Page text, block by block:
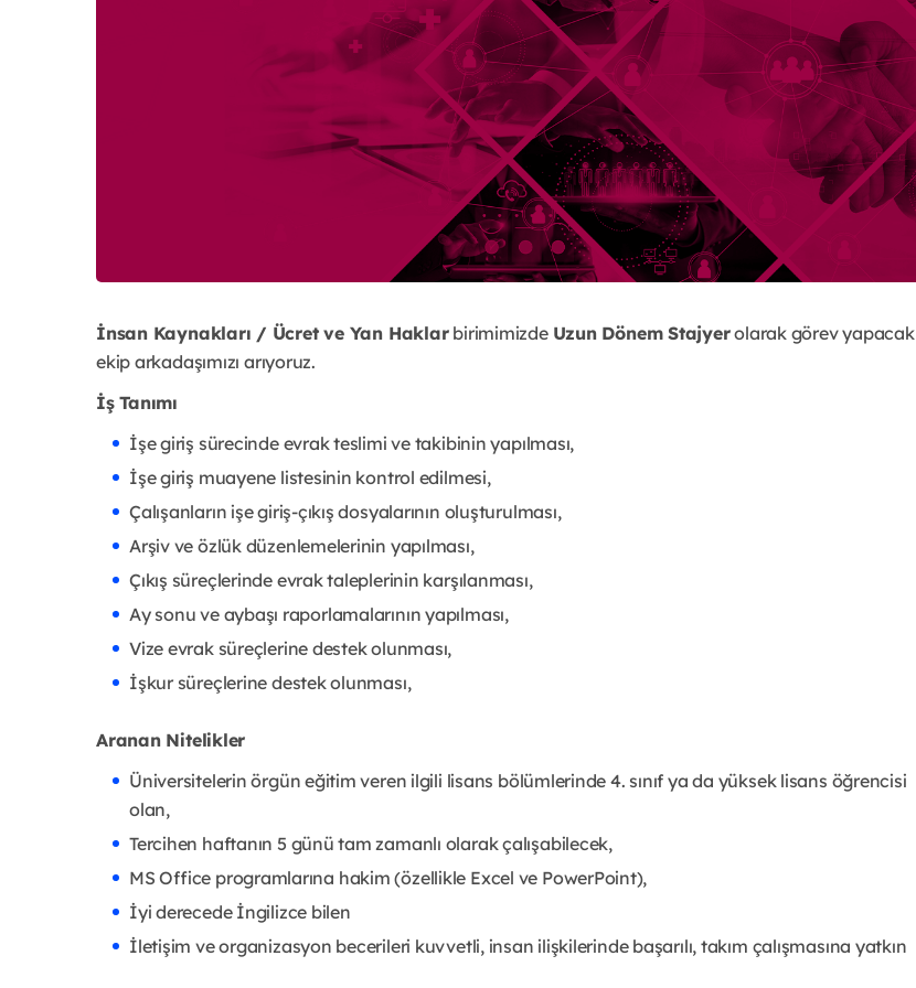
İnsan Kaynakları / Ücret ve Yan Haklarbirimimizde Uzun Dönem Stajyerolarak görev yapacak
ekip arkadaşımızı arıyoruz.
İş Tanımı
İşe giriş sürecinde evrak teslimi ve takibinin yapılması,
İşe giriş muayene listesinin kontrol edilmesi,
Çalışanların işe giriş-çıkış dosyalarının oluşturulması,
Arşiv ve özlük düzenlemelerinin yapılması,
Çıkış süreçlerinde evrak taleplerinin karşılanması,
Ay sonu ve aybaşı raporlamalarının yapılması,
Vize evrak süreçlerine destek olunması,
İşkur süreçlerine destek olunması,
Aranan Nitelikler
Üniversitelerin örgün eğitim veren ilgili lisans bölümlerinde 4. sınıf ya da yüksek lisans öğrencisi
olan,
Tercihen haftanın 5 günü tam zamanlı olarak çalışabilecek,
MS Office programlarına hakim (özellikle Excel ve PowerPoint),
İyi derecede İngilizce bilen
İletişim ve organizasyon becerileri kuvvetli, insan ilişkilerinde başarılı, takım çalışmasına yatkın